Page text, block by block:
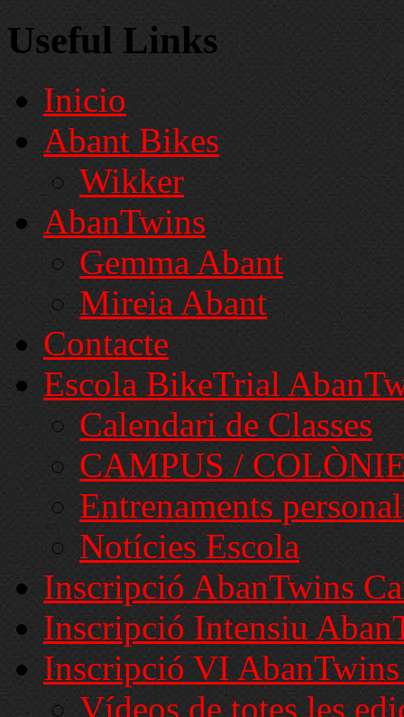
Useful Links
Inicio
Abant Bikes
Wikker
AbanTwins
Gemma Abant
Mireia Abant
Contacte
Escola BikeTrial
Calendari de Classes
CAMPUS /
Entrenaments
Notícies Escola
Inscripció AbanTwins
Inscripció Intensiu
Inscripció VI
Vídeos de totes les